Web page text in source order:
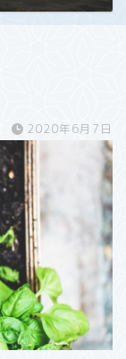
2020年6月7日